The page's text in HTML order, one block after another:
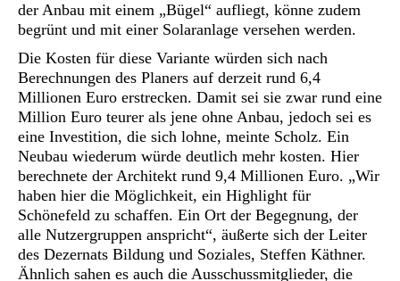
der Anbau mit einem „Bügel“ aufliegt, könne zudem
begrünt und mit einer Solaranlage versehen werden.
Die Kosten für diese Variante würden sich nach
Berechnungen des Planers auf derzeit rund 6,4
Millionen Euro erstrecken. Damit sei sie zwar rund eine
Million Euro teurer als jene ohne Anbau, jedoch sei es
eine Investition, die sich lohne, meinte Scholz. Ein
Neubau wiederum würde deutlich mehr kosten. Hier
berechnete der Architekt rund 9,4 Millionen Euro. „Wir
haben hier die Möglichkeit, ein Highlight für
Schönefeld zu schaffen. Ein Ort der Begegnung, der
alle Nutzergruppen anspricht“, äußerte sich der Leiter
des Dezernats Bildung und Soziales, Steffen Käthner.
Ähnlich sahen es auch die Ausschussmitglieder, die